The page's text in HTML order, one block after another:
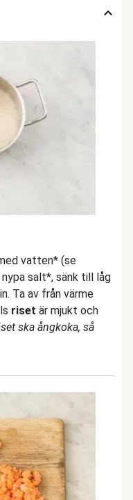
vatten* (se
salt*, sänk till låg
Ta av från värme
riset är mjukt och
ska ångkoka, så